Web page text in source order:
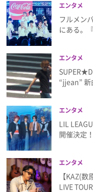
エンタメ
フルメン
にある。
エンタメ
“jjean” 新
エンタメ
LIL
開催決定！
エンタメ
【KAZ(
LIVE